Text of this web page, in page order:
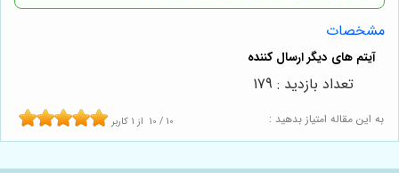
مشخصات
به این مقاله امتیاز بدهید : 10 / 10 از 1 کاربر
تعداد بازدید : 179